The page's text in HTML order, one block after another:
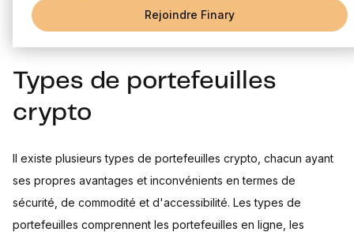
Fonctionnalités offertes
Conclusion
Rejoindre Finary
l'historique des transactions.
Types de portefeuilles
crypto
Il existe plusieurs types de portefeuilles crypto, chacun ayant
ses propres avantages et inconvénients en termes de
sécurité, de commodité et d'accessibilité. Les types de
portefeuilles comprennent les portefeuilles en ligne, les